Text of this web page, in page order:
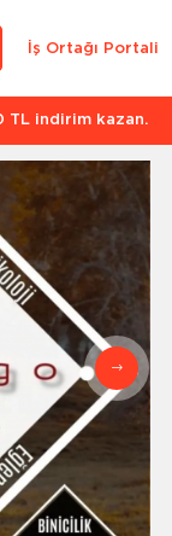
İş Ortağı Portali
TL indirim kazan.